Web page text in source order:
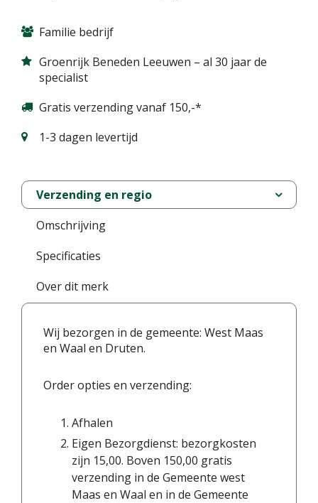
Familie bedrijf
Groenrijk Beneden Leeuwen – al 30 jaar de
specialist
Gratis verzending vanaf 150,-*
1-3 dagen levertijd
Verzending en regio
Omschrijving
Specificaties
Over dit merk
Wij bezorgen in de gemeente: West Maas
en Waal en Druten.
Order opties en verzending:
Afhalen
Eigen Bezorgdienst: bezorgkosten
zijn 15,00. Boven 150,00 gratis
verzending in de Gemeente west
Maas en Waal en in de Gemeente